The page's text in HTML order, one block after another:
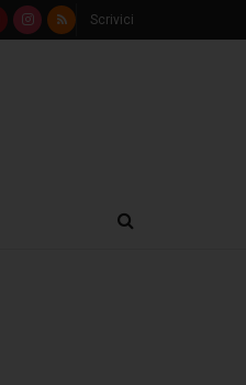
Scrivici